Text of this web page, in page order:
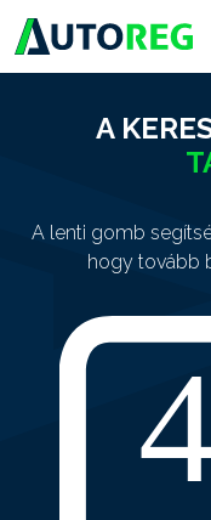
A
A lenti gomb
hogy tovább